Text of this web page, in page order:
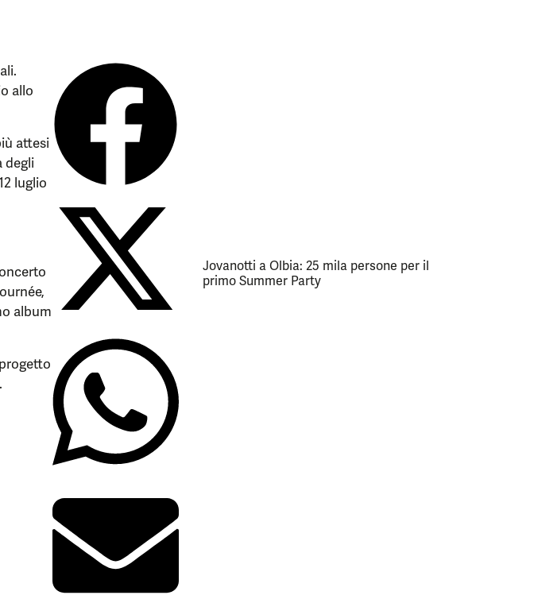
allo
attesi
degli
luglio
album
Jovanotti a Olbia: 25 mila persone per il
primo Summer Party